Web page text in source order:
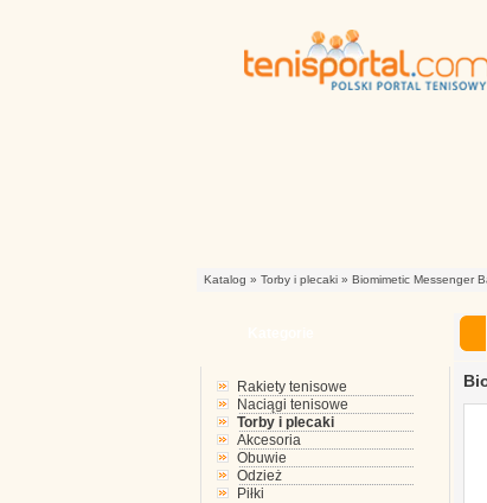
Katalog » Torby i plecaki » Biomimetic Messenger
Rakiety tenisowe
Naciągi tenisowe
Torby i plecaki
Akcesoria
Obuwie
Odzież
Piłki